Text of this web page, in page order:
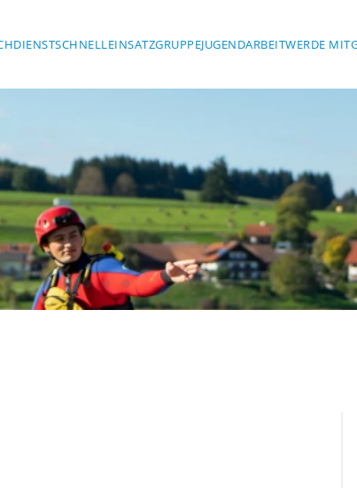
SCHNELLEINSATZGRUPPEJUGENDARBEITWERDE
Wasserwacht Marktoberdorf